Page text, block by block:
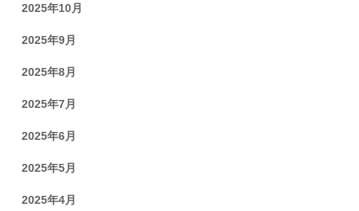
2025年10月
2025年9月
2025年8月
2025年7月
2025年6月
2025年5月
2025年4月